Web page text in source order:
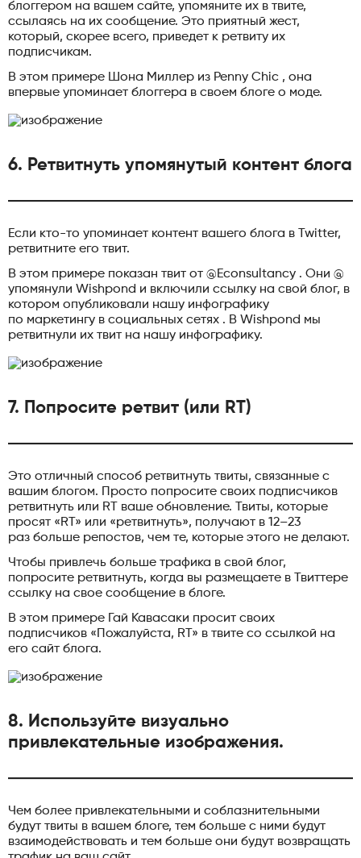
блоггером на вашем сайте, упомяните их в твите,
ссылаясь на их сообщение. Это приятный жест,
который, скорее всего, приведет к ретвиту их
подписчикам.
В этом примере Шона Миллер из Penny Chic , она
впервые упоминает блоггера в своем блоге о моде.
6. Ретвитнуть упомянутый контент блога
Если кто-то упоминает контент вашего блога в Twitter,
ретвитните его твит.
В этом примере показан твит от @Econsultancy . Они @
упомянули Wishpond и включили ссылку на свой блог, в
котором опубликовали нашу инфографику
по маркетингу в социальных сетях . В Wishpond мы
ретвитнули их твит на нашу инфографику.
7. Попросите ретвит (или RT)
Это отличный способ ретвитнуть твиты, связанные с
вашим блогом. Просто попросите своих подписчиков
ретвитнуть или RT ваше обновление. Твиты, которые
просят «RT» или «ретвитнуть», получают в 12–23
раз больше репостов, чем те, которые этого не делают.
Чтобы привлечь больше трафика в свой блог,
попросите ретвитнуть, когда вы размещаете в Твиттере
ссылку на свое сообщение в блоге.
В этом примере Гай Кавасаки просит своих
подписчиков «Пожалуйста, RT» в твите со ссылкой на
его сайт блога.
8. Используйте визуально
привлекательные изображения.
Чем более привлекательными и соблазнительными
будут твиты в вашем блоге, тем больше с ними будут
взаимодействовать и тем больше они будут возвращать